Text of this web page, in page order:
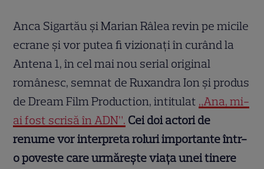
Anca Sigartău și Marian Râlea revin pe micile
ecrane și vor putea fi vizionați în curând la
Antena 1, în cel mai nou serial original
românesc, semnat de Ruxandra Ion și produs
de Dream Film Production, intitulat „Ana, mi-
ai fost scrisă în ADN”. Cei doi actori de
renume vor interpreta roluri importante într-
o poveste care urmărește viața unei tinere